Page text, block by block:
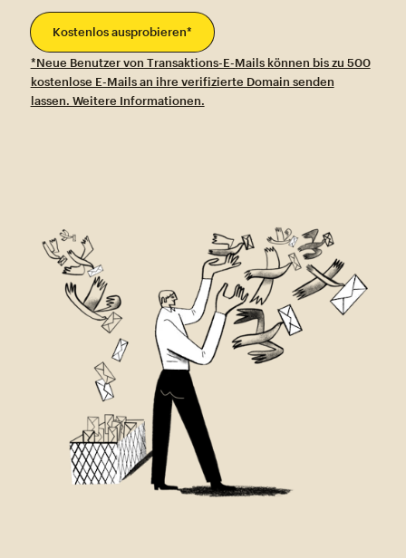
Kostenlos ausprobieren*
*Neue Benutzer von Transaktions-E-Mails können bis zu 500
kostenlose E-Mails an ihre verifizierte Domain senden
lassen. Weitere Informationen.